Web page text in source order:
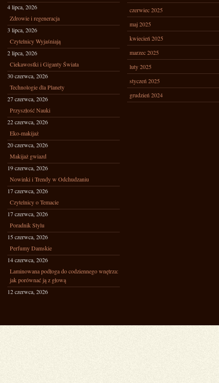
4 lipca, 2026
Zdrowie i regeneracja
3 lipca, 2026
Czytelnicy Wyjaśniają
2 lipca, 2026
Ciekawostki i Giganty Świata
30 czerwca, 2026
Technologie dla Planety
27 czerwca, 2026
Przyszłość Nauki
22 czerwca, 2026
Eko-makijaż
20 czerwca, 2026
Makijaż gwiazd
19 czerwca, 2026
Nowinki i Trendy w Odchudzaniu
17 czerwca, 2026
Czytelnicy o Temacie
17 czerwca, 2026
Poradnik Stylu
15 czerwca, 2026
Perfumy Damskie
14 czerwca, 2026
Laminowana podłoga do codziennego wnętrza:
jak porównać ją z głową
12 czerwca, 2026
czerwiec 2025
maj 2025
kwiecień 2025
marzec 2025
luty 2025
styczeń 2025
grudzień 2024